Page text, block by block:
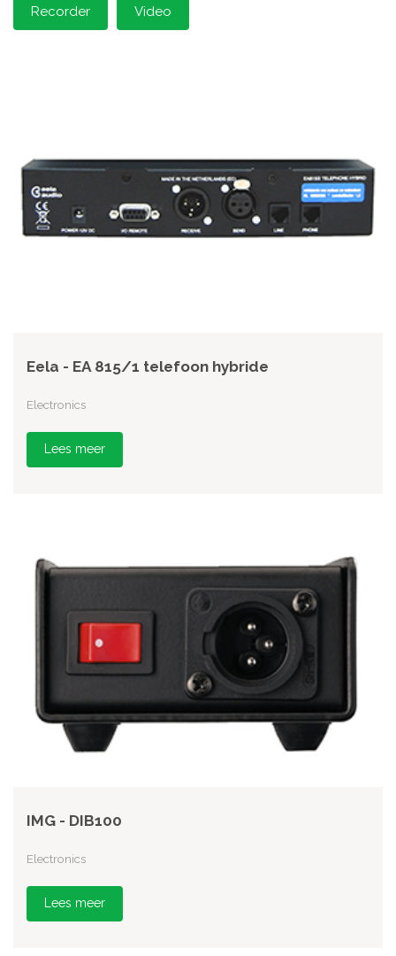
Recorder Video
Eela - EA 815/1 telefoon hybride
Electronics
Lees meer
IMG - DIB100
Electronics
Lees meer